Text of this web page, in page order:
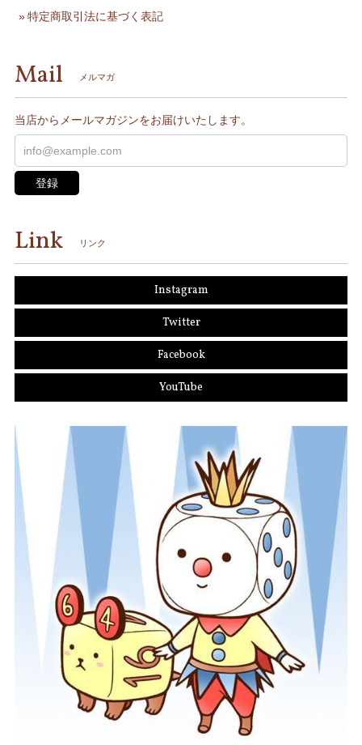
特定商取引法に基づく表記
Mail メルマガ
当店からメールマガジンをお届けいたします。
登録
Link リンク
Instagram
Twitter
Facebook
YouTube